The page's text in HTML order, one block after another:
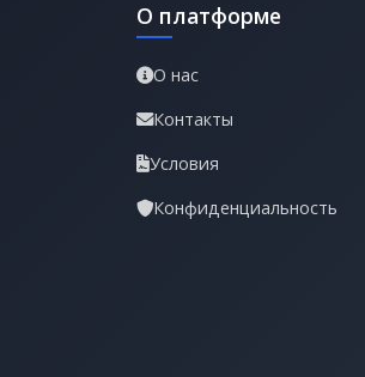
О платформе
О нас
Контакты
Условия
Конфиденциальность